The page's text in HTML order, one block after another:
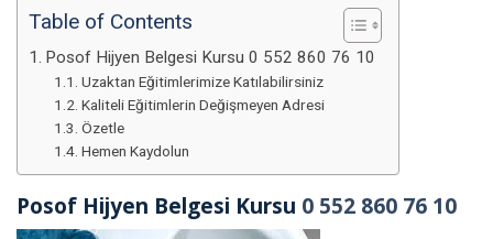
Table of Contents
Posof Hijyen Belgesi Kursu 0 552 860 76 10
Uzaktan Eğitimlerimize Katılabilirsiniz
Kaliteli Eğitimlerin Değişmeyen Adresi
Özetle
Hemen Kaydolun
Posof Hijyen Belgesi Kursu 0 552 860 76 10